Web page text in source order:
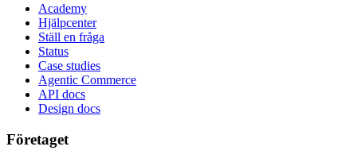
Academy
Hjälpcenter
Ställ en fråga
Status
Case studies
Agentic Commerce
API docs
Design docs
Företaget